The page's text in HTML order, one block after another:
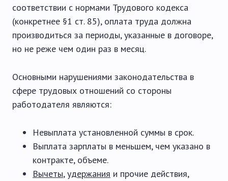
соответствии с нормами Трудового кодекса
(конкретнее §1 ст. 85), оплата труда должна
производиться за периоды, указанные в договоре,
но не реже чем один раз в месяц.
Основными нарушениями законодательства в
сфере трудовых отношений со стороны
работодателя являются:
Невыплата установленной суммы в срок.
Выплата зарплаты в меньшем, чем указано в
контракте, объеме.
Вычеты,удержания и прочие действия,